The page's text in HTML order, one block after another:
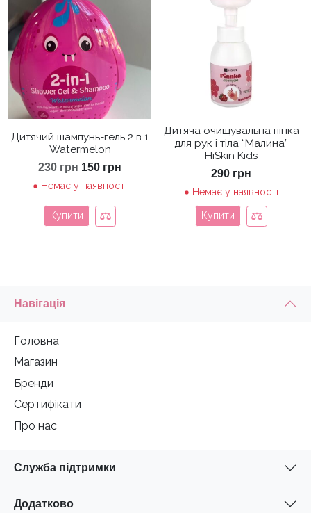
Дитячий шампунь-гель 2 в 1
Watermelon
230грн Оригінальна
230 грн.
150 грн
ціна:
150 грн.
Немає у наявності
Купити
Дитяча очищувальна пінка
для рук і тіла “Малина”
HiSkin Kids
290 грн
Немає у наявності
Купити
Навігація
Головна
Магазин
Бренди
Сертифікати
Про нас
Служба підтримки
Додатково